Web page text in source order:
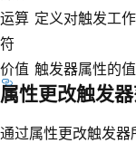
运算
符
定义对触发工
价值 触发器属性的值
属性更改触发
通过属性更改触发